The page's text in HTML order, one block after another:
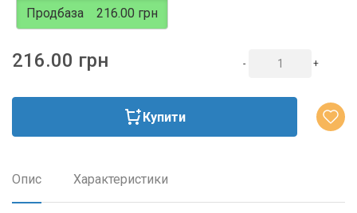
Продбаза 216.00 грн
216.00 грн - +
Купити
Опис Характеристики